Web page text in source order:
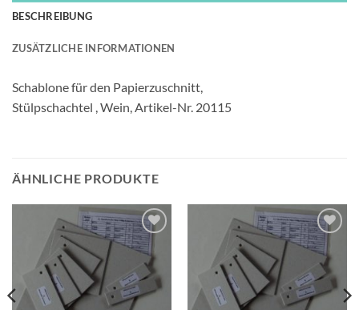
BESCHREIBUNG
ZUSÄTZLICHE INFORMATIONEN
Schablone für den Papierzuschnitt,
Stülpschachtel , Wein, Artikel-Nr. 20115
ÄHNLICHE PRODUKTE
Auf die
Wunschliste
Auf die
Wunschliste